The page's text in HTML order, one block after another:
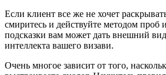
Если клиент все же не хочет
смиритесь и действуйте методом проб
подсказки вам может дать внешний
интеллекта вашего визави.
Очень многое зависит от того,